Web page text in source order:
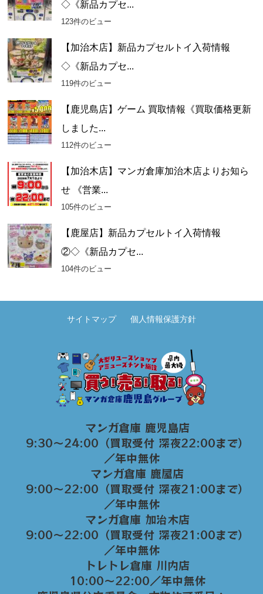
◇《新品カプセ...
123件のビュー
【加治木店】新品カプセルトイ入荷情報
◇《新品カプセ...
119件のビュー
【鹿児島店】ゲーム 買取情報《買取価格更新
しました...
112件のビュー
【加治木店】マンガ倉庫加治木店よりお知ら
せ 《営業...
105件のビュー
【鹿屋店】新品カプセルトイ入荷情報
②◇《新品カプセ...
104件のビュー
サイトマップ 個人情報保護方針
マンガ倉庫 鹿児島店
9:30～24:00（買取受付 深夜22:00まで）
／年中無休
マンガ倉庫 鹿屋店
9:00～22:00（買取受付 深夜21:00まで）
／年中無休
マンガ倉庫 加治木店
9:00〜22:00（買取受付 深夜21:00まで）
／年中無休
トレトレ倉庫 川内店
10:00〜22:00／年中無休